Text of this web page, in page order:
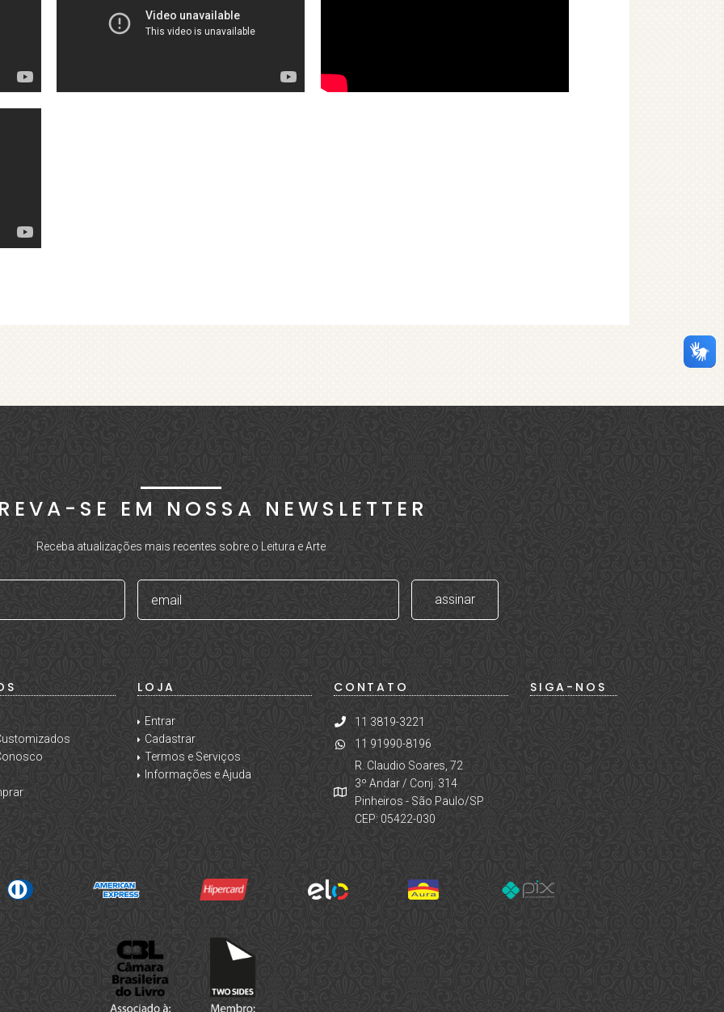
SE EM NOSSA NEWSLETTER
Receba atualizações mais recentes sobre o Leitura e Arte
LOJA
Entrar
Cadastrar
Termos e Serviços
Informações e Ajuda
CONTATO
11 3819-3221
11 91990-8196
R. Claudio Soares, 72
3º Andar / Conj. 314
Pinheiros - São Paulo/SP
CEP: 05422-030
SIGA-NOS